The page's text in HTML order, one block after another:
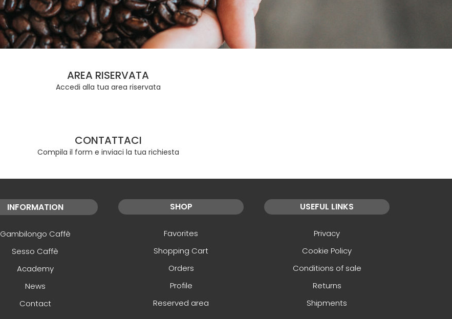
AREA RISERVATA
Accedi alla tua area riservata
CONTATTACI
Compila il form e inviaci la tua richiesta
INFORMATION
Gambilongo Caffè
Sesso Caffè
Academy
News
Contact
SHOP
Favorites
Shopping Cart
Orders
Profile
Reserved area
USEFUL LINKS
Privacy
Cookie Policy
Conditions of sale
Returns
Shipments